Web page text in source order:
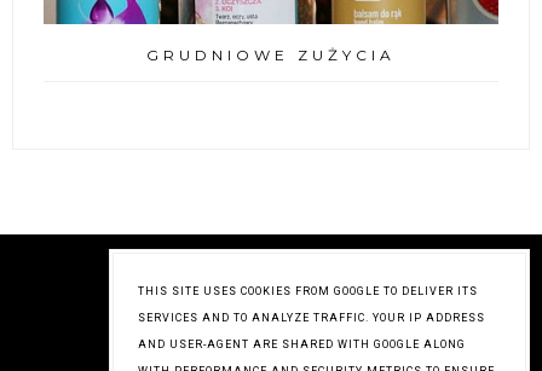
GRUDNIOWE ZUŻYCIA
THIS SITE USES COOKIES FROM GOOGLE TO DELIVER ITS
SERVICES AND TO ANALYZE TRAFFIC. YOUR IP ADDRESS
AND USER-AGENT ARE SHARED WITH GOOGLE ALONG